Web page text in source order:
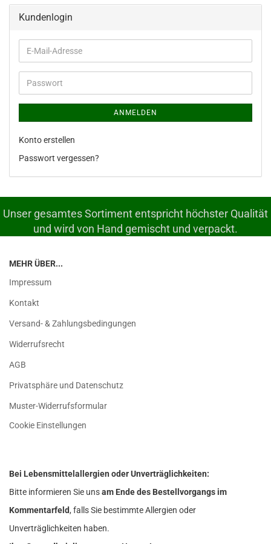
Kundenlogin
E-
Mail-
Adresse
Passwort
ANMELDEN
Konto erstellen
Passwort vergessen?
Unser gesamtes Sortiment entspricht höchster Qualität
und wird von Hand gemischt und verpackt.
MEHR ÜBER...
Impressum
Kontakt
Versand- & Zahlungsbedingungen
Widerrufsrecht
AGB
Privatsphäre und Datenschutz
Muster-Widerrufsformular
Cookie Einstellungen
Bei Lebensmittelallergien oder Unverträglichkeiten:
Bitte informieren Sie unsam Ende des Bestellvorgangs im
Kommentarfeld, falls Sie bestimmte Allergien oder
Unverträglichkeiten haben.